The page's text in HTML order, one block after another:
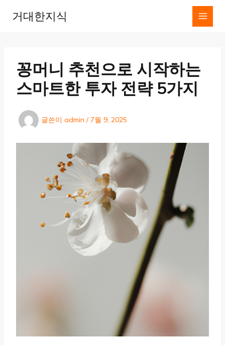
거대한지식
꽁머니 추천으로 시작하는
스마트한 투자 전략 5가지
글쓴이 admin /7월 9, 2025